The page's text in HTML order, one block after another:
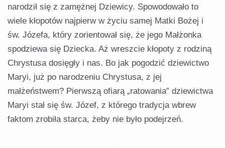
narodził się z zamężnej Dziewicy. Spowodowało to
wiele kłopotów najpierw w życiu samej Matki Bożej i
św. Józefa, który zorientował się, że jego Małżonka
spodziewa się Dziecka. Aż wreszcie kłopoty z rodziną
Chrystusa dosięgły i nas. Bo jak pogodzić dziewictwo
Maryi, już po narodzeniu Chrystusa, z jej
małżeństwem? Pierwszą ofiarą „ratowania” dziewictwa
Maryi stał się św. Józef, z którego tradycja wbrew
faktom zrobiła starca, żeby nie było podejrzeń.